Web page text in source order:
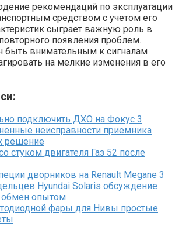
рекомендаций по эксплуатации
средством с учетом его
сыграет важную роль в
появления проблем.
быть внимательным к сигналам
на мелкие изменения в его
подключить ДХО на Фокус 3
неисправности приемника
решение
стуком двигателя Газ 52 после
дворников на Renault Megane 3
Hyundai Solaris обсуждение
обмен опытом
фары для Нивы простые